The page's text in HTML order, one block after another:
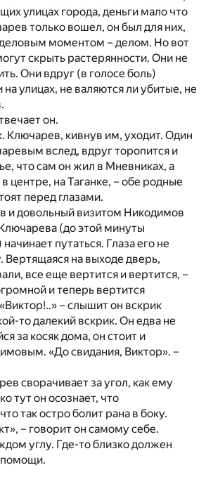
улицах города, деньги мало что
только вошел, он был для них,
моментом – делом. Но вот
скрыть растерянности. Они не
Они вдруг (в голосе боль)
улицах, не валяются ли убитые, не
он.
Ключарев, кивнув им, уходит. Один
вслед, вдруг торопится и
что сам он жил в Мневниках, а
центре, на Таганке, – обе родные
перед глазами.
и довольный визитом Никодимов
(до этой минуты
путаться. Глаза его не
Вертящаяся на выходе дверь,
все еще вертится и вертится, –
и теперь вертится
– слышит он вскрик
то далекий вскрик. Он едва не
за косяк дома, он стоит и
«До свидания, Виктор». –
сворачивает за угол, как ему
тут он осознает, что
так остро болит рана в боку.
– говорит он самому себе.
углу. Где-то близко должен
помощи.